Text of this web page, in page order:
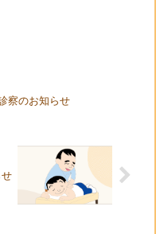
察のお知らせ